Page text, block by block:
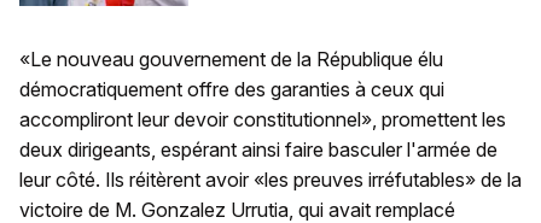
«Le nouveau gouvernement de la République élu
démocratiquement offre des garanties à ceux qui
accompliront leur devoir constitutionnel», promettent les
deux dirigeants, espérant ainsi faire basculer l'armée de
leur côté. Ils réitèrent avoir «les preuves irréfutables» de la
victoire de M. Gonzalez Urrutia, qui avait remplacé